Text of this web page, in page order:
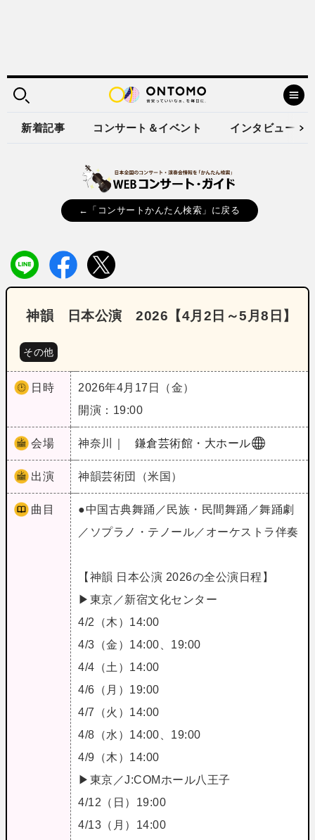
新着記事 コンサート＆イベント インタビュー
←「コンサートかんたん検索」に戻る
神韻 日本公演 2026【4月2日～5月8日】
その他
日時
2026年4月17日（金）
開演：19:00
会場 神奈川｜ 鎌倉芸術館・大ホール
出演 神韻芸術団（米国）
曲目
●中国古典舞踊／民族・民間舞踊／舞踊劇
／ソプラノ・テノール／オーケストラ伴奏
【神韻 日本公演 2026の全公演日程】
▶東京／新宿文化センター
4/2（木）14:00
4/3（金）14:00、19:00
4/4（土）14:00
4/6（月）19:00
4/7（火）14:00
4/8（水）14:00、19:00
4/9（木）14:00
▶東京／J:COMホール八王子
4/12（日）19:00
4/13（月）14:00